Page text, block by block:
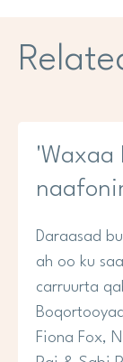
'Waxaa
Daraasad
ah oo ku
carruurta
Fiona Fox,